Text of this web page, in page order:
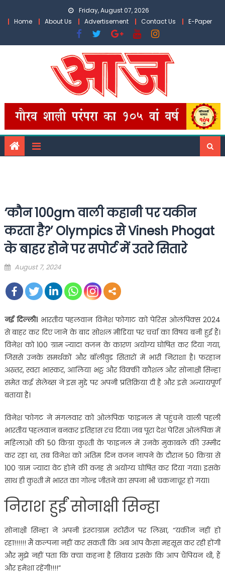
Friday, August 07, 2026
Home
About Us Advertisement Contact Us E-Paper
‘कौन 100gm वाली कहानी पर यकीन
करता है?’ Olympics से Vinesh Phogat
के बाहर होने पर सपोर्ट में उतरे सितारे
Posted
August 7, 2024
नई दिल्ली। भारतीय पहलवान विनेश फोगाट को पेरिस ओलंपिक्स 2024
से बाहर कर दिए जाने के बाद सोशल मीडिया पर चर्चा का विषय बनी हुई हैं।
विनेश को 100 ग्राम ज्यादा वजन के कारण अयोग्य घोषित कर दिया गया,
जिससे उनके समर्थकों और बॉलीवुड सितारों में भारी निराशा है। फरहान
अख्तर, स्वरा भास्कर, आलिया भट्ट और विक्की कौशल और सोनाक्षी सिन्हा
समेत कई सेलेब्स ने इस मुद्दे पर अपनी प्रतिक्रिया दी है और इसे अन्यायपूर्ण
बताया है।
विनेश फोगट ने मंगलवार को ओलंपिक फाइनल में पहुंचने वाली पहली
भारतीय पहलवान बनकर इतिहास रच दिया। जब पूरा देश पेरिस ओलंपिक में
महिलाओं की 50 किग्रा कुश्ती के फाइनल में उनके मुकाबले की उम्मीद
कर रहा था, तब विनेश को अंतिम दिन वजन नापने के दौरान 50 किग्रा से
100 ग्राम ज्यादा वेट होने की वजह से अयोग्य घोषित कर दिया गया। इसके
साथ ही कुश्ती में भारत का गोल्ड जीतने का सपना भी चकनाचूर हो गया।
निराश हुईं सोनाक्षी सिन्हा
सोनाक्षी सिन्हा ने अपनी इंस्टाग्राम स्टोरीज पर लिखा, “यकीन नहीं हो
रहा!!!!!! मैं कल्पना नहीं कर सकती कि अब आप कैसा महसूस कर रही होंगी
और मुझे नहीं पता कि क्या कहना है सिवाय इसके कि आप चैंपियन थी, हैं
और हमेशा रहेंगी!!!!”